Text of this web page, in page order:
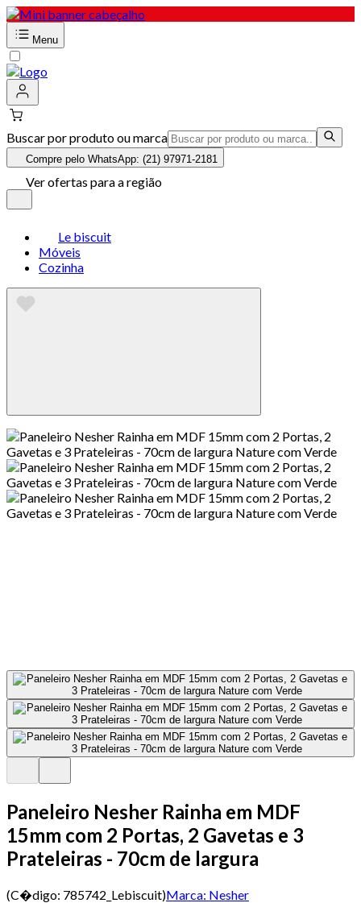
Menu
Buscar por produto ou marca
Compre pelo WhatsApp: (21) 97971-2181
Ver ofertas para a região
Le biscuit
Móveis
Cozinha
Paneleiro Nesher Rainha em MDF
15mm com 2 Portas, 2 Gavetas e 3
Prateleiras - 70cm de largura
(C�digo: 785742_Lebiscuit)Marca: Nesher